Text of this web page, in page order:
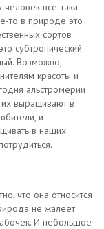
все-таки
то в природе это
сортов
субтропический
Возможно,
красоты и
альстромерии
выращивают в
и
в наших
что она относится
не жалеет
И небольшое